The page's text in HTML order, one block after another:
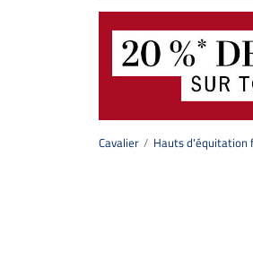
Cavalier Hauts d'équitation